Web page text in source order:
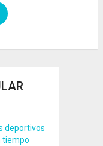
deportivos
tiempo